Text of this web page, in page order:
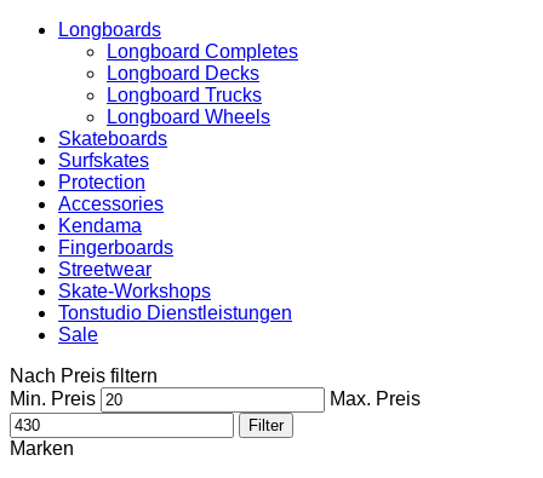
Longboards
Longboard Completes
Longboard Decks
Longboard Trucks
Longboard Wheels
Skateboards
Surfskates
Protection
Accessories
Kendama
Fingerboards
Streetwear
Skate-Workshops
Tonstudio Dienstleistungen
Sale
Nach Preis filtern
Min. Preis
Max. Preis
Filter
Marken